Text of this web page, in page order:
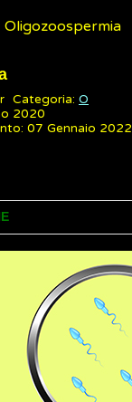
Oligozoospermia
Categoria: O
2020
07 Gennaio 2022